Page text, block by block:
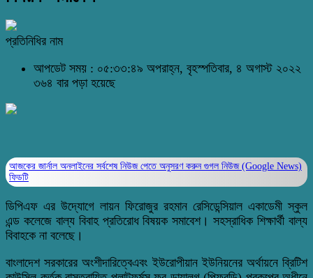
প্রতিনিধির নাম
আপডেট সময় : ০৫:৩৩:৪৯ অপরাহ্ন, বৃহস্পতিবার, ৪ অগাস্ট ২০২২
৩৬৪ বার পড়া হয়েছে
আজকের জার্নাল অনলাইনের সর্বশেষ নিউজ পেতে অনুসরণ করুন গুগল নিউজ (Google News)
ফিডটি
ডিপিএফ এর উদ্যোগে লায়ন ফিরোজুর রহমান রেসিডেন্সিয়াল একাডেমী স্কুল
‌এন্ড কলেজে বাল্য বিবাহ প্রতিরোধ বিষয়ক সমাবেশ। সহস্রাধিক শিক্ষার্থী বাল্য
বিবাহকে না বলেছে।
বাংলাদেশ সরকারের অংশীদারিত্বেএবং ইউরোপীয়ান ইউনিয়নের অর্থায়নে ব্রিটিশ